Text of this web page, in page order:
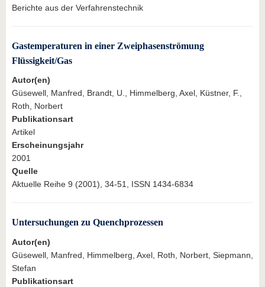
Berichte aus der Verfahrenstechnik
Gastemperaturen in einer Zweiphasenströmung
Flüssigkeit/Gas
Autor(en)
Güsewell, Manfred, Brandt, U., Himmelberg, Axel, Küstner, F.,
Roth, Norbert
Publikationsart
Artikel
Erscheinungsjahr
2001
Quelle
Aktuelle Reihe 9 (2001), 34-51, ISSN 1434-6834
Untersuchungen zu Quenchprozessen
Autor(en)
Güsewell, Manfred, Himmelberg, Axel, Roth, Norbert, Siepmann,
Stefan
Publikationsart